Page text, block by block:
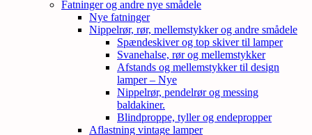
Fatninger og andre nye smådele
Nye fatninger
Nippelrør, rør, mellemstykker og andre smådele
Spændeskiver og top skiver til lamper
Svanehalse, rør og mellemstykker
Afstands og mellemstykker til design
lamper – Nye
Nippelrør, pendelrør og messing
baldakiner.
Blindproppe, tyller og endepropper
Aflastning vintage lamper